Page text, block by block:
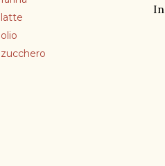
latte
olio
zucchero